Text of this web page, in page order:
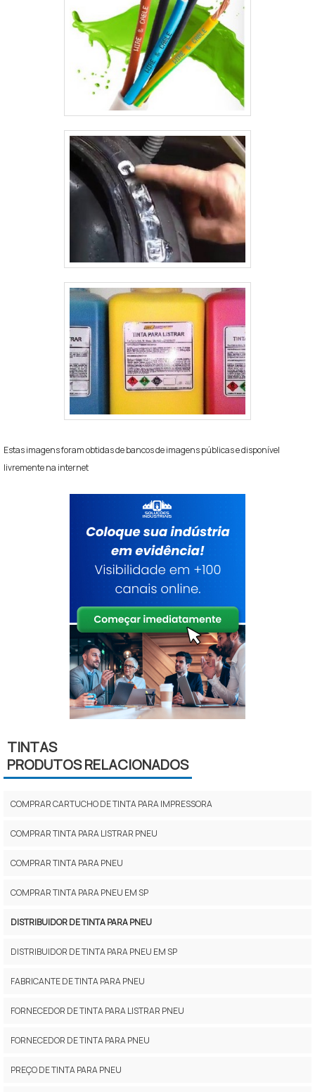
Estas imagens foram obtidas de bancos de imagens públicas e disponível
livremente na internet
TINTAS
PRODUTOS RELACIONADOS
COMPRAR CARTUCHO DE TINTA PARA IMPRESSORA
COMPRAR TINTA PARA LISTRAR PNEU
COMPRAR TINTA PARA PNEU
COMPRAR TINTA PARA PNEU EM SP
DISTRIBUIDOR DE TINTA PARA PNEU
DISTRIBUIDOR DE TINTA PARA PNEU EM SP
FABRICANTE DE TINTA PARA PNEU
FORNECEDOR DE TINTA PARA LISTRAR PNEU
FORNECEDOR DE TINTA PARA PNEU
PREÇO DE TINTA PARA PNEU